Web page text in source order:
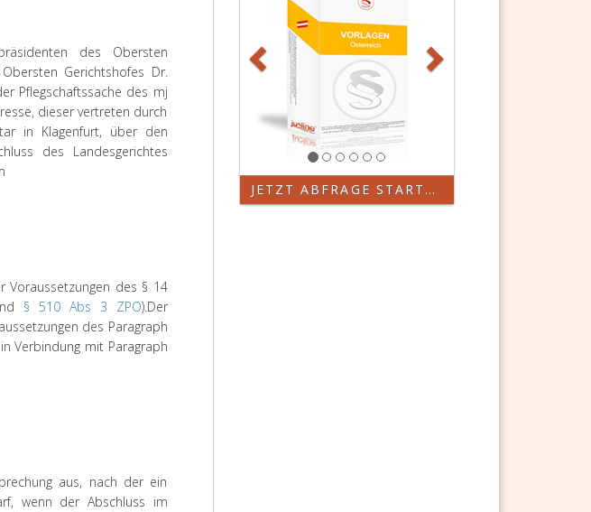
des Obersten
Gerichtshofes Dr.
Pflegschaftssache des mj
dieser vertreten durch
in Klagenfurt, über den
des Landesgerichtes
Voraussetzungen des § 14
§ 510 Abs 3 ZPO).Der
des Paragraph
Verbindung mit Paragraph
aus, nach der ein
wenn der Abschluss im
JETZT ABFRAGE STARTEN